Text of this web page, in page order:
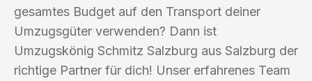
gesamtes Budget auf den Transport deiner
Umzugsgüter verwenden? Dann ist
Umzugskönig Schmitz Salzburg aus Salzburg der
richtige Partner für dich! Unser erfahrenes Team